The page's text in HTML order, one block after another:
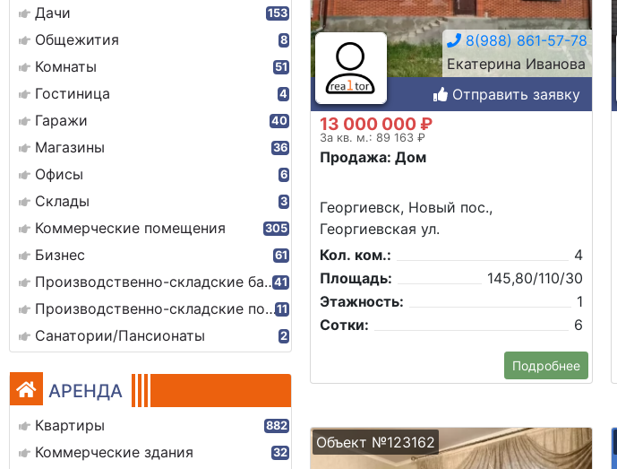
Дачи 153
Общежития 8
Комнаты 51
Гостиница 4
Гаражи 40
Магазины 36
Офисы 6
Склады 3
Коммерческие помещения 305
Бизнес 61
Производственно-складские базы41
Производственно-складские помещения11
Санатории/Пансионаты 2
АРЕНДА
Квартиры 882
Коммерческие здания 32
8(988) 861-57-78
Екатерина Иванова
Отправить заявку
13 000 000 ₽
За кв. м.: 89 163 ₽
Продажа: Дом
Георгиевск, Новый пос.,
Георгиевская ул.
Кол. ком.:
4
Площадь:
145,80/110/30
Этажность:
1
Сотки:
6
Подробнее
Объект №123162